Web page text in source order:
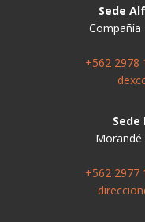
Sede
Compañía
+562 2978
Sede
Morandé
+562 2977